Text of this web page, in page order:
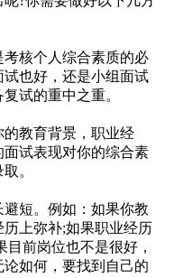
核个人综合素质的必
也好，还是小组面试
试的重中之重。
教育背景，职业经
试表现对你的综合素
。
短。例如：如果你教
上弥补;如果职业经历
目前岗位也不是很好，
如何，要找到自己的